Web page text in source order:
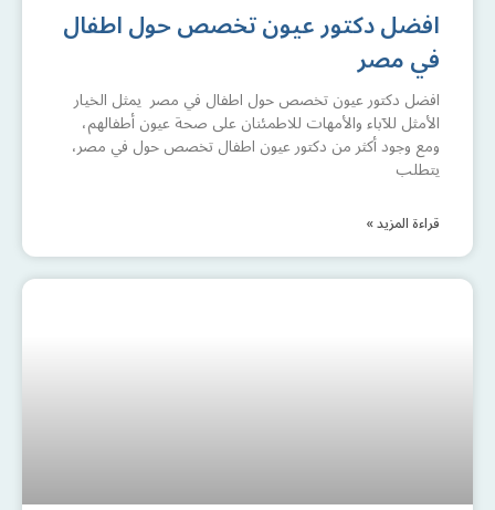
افضل دكتور عيون تخصص حول اطفال
في مصر
افضل دكتور عيون تخصص حول اطفال في مصر يمثل الخيار
الأمثل للآباء والأمهات للاطمئنان على صحة عيون أطفالهم،
ومع وجود أكثر من دكتور عيون اطفال تخصص حول في مصر،
يتطلب
قراءة المزيد »